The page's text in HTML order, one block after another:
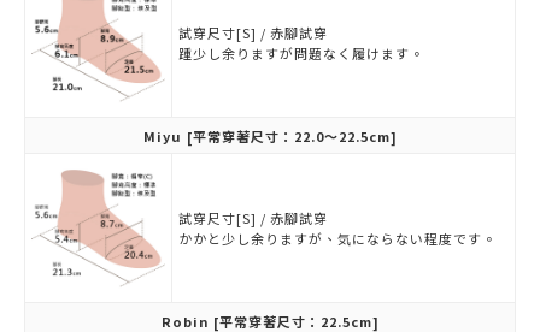
試穿尺寸[S] / 赤腳試穿
踵少し余りますが問題なく履けます。
Miyu [平常穿著尺寸：22.0～22.5cm]
試穿尺寸[S] / 赤腳試穿
かかと少し余りますが、気にならない程度です。
Robin [平常穿著尺寸：22.5cm]